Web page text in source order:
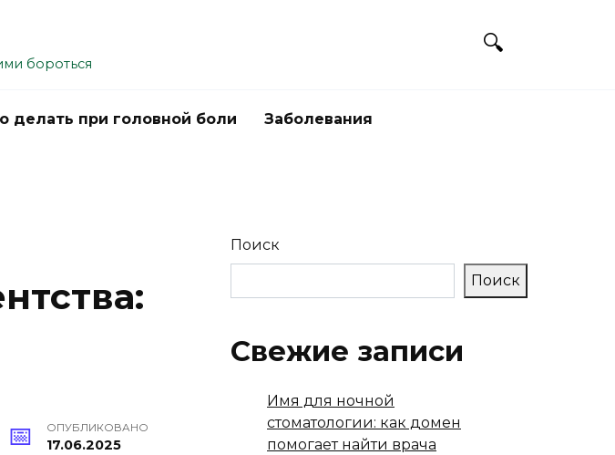
бороться
делать при головной боли Заболевания
ОПУБЛИКОВАНО
17.06.2025
Поиск
Поиск
Свежие записи
Имя для ночной
стоматологии: как домен
помогает найти врача